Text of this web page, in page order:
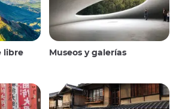
libre Museos y galerías